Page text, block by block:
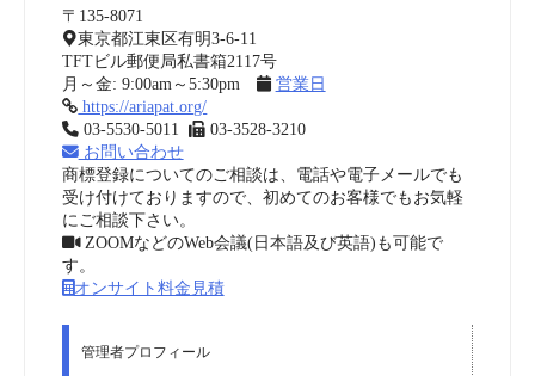
〒135-8071
東京都江東区有明3-6-11
TFTビル郵便局私書箱2117号
月～金: 9:00am～5:30pm
営業日
https://ariapat.org/
03-5530-5011
03-3528-3210
お問い合わせ
商標登録についてのご相談は、電話や電子メールでも
受け付けておりますので、初めてのお客様でもお気軽
にご相談下さい。
ZOOMなどのWeb会議(日本語及び英語)も可能で
す。
オンサイト料金見積
管理者プロフィール